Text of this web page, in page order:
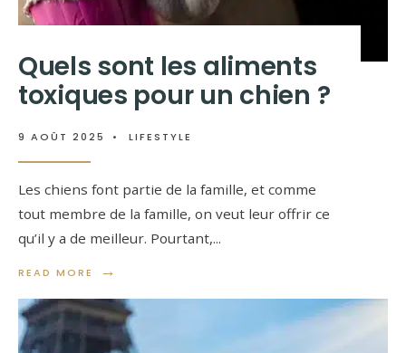
Quels sont les aliments
toxiques pour un chien ?
9 AOÛT 2025 • LIFESTYLE
Les chiens font partie de la famille, et comme
tout membre de la famille, on veut leur offrir ce
qu’il y a de meilleur. Pourtant,...
READ MORE →